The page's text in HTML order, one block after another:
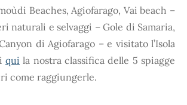
Beaches, Agiofarago, Vai beach –
naturali e selvaggi – Gole di Samaria,
di Agiofarago – e visitato l’Isola
qui la nostra classifica delle 5 spiagge
come raggiungerle.